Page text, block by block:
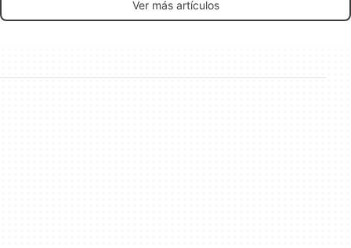
Ver más artículos